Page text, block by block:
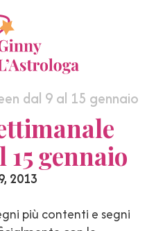
dal 9 al 15 gennaio
gennaio
2013
più contenti e segni